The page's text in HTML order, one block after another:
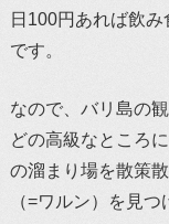
日100円あれば飲
です。
なので、バリ島の
どの高級なところ
の溜まり場を散策
（=ワルン）を見